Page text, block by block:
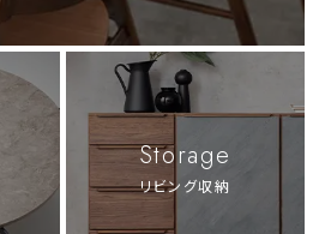
Storage
リビング収納